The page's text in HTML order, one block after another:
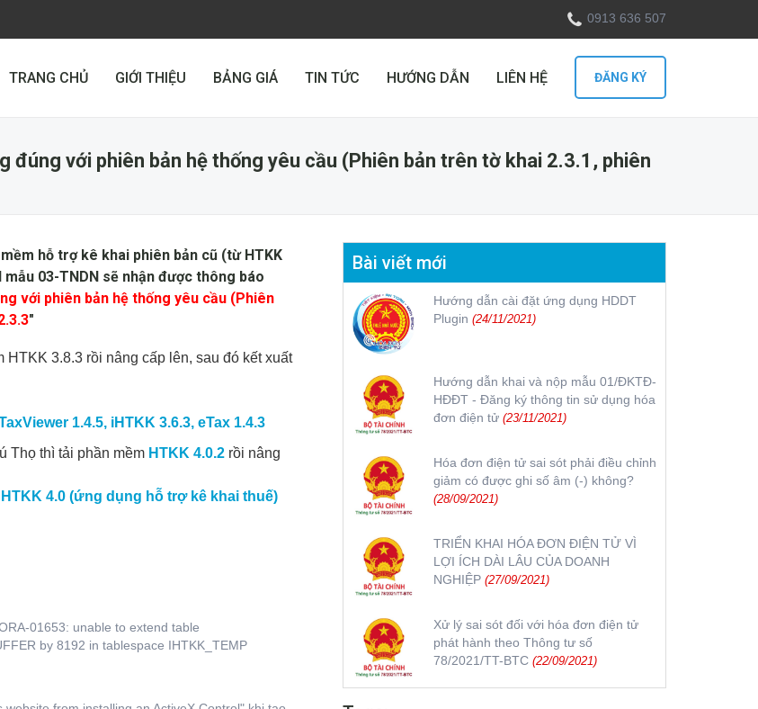
0913 636 507
TRANG CHỦ GIỚI THIỆU BẢNG GIÁ TIN TỨC HƯỚNG DẪN LIÊN HỆ ĐĂNG KÝ
đúng với phiên bản hệ thống yêu cầu (Phiên bản trên tờ khai 2.3.1, phiên
hỗ trợ kê khai phiên bản cũ (từ HTKK
03-TNDN sẽ nhận được thông báo
với phiên bản hệ thống yêu cầu (Phiên
"
3.8.3 rồi nâng cấp lên, sau đó kết xuất
1.4.5, iHTKK 3.6.3, eTax 1.4.3
Thọ thì tải phần mềm HTKK 4.0.2 rồi nâng
4.0 (ứng dụng hỗ trợ kê khai thuế)
01653: unable to extend table
by 8192 in tablespace IHTKK_TEMP
Bài viết mới
Hướng dẫn cài đặt ứng dụng HDDT
Plugin (24/11/2021)
Hướng dẫn khai và nộp mẫu 01/ĐKTĐ-
HĐĐT - Đăng ký thông tin sử dụng hóa
đơn điện tử (23/11/2021)
Hóa đơn điện tử sai sót phải điều chỉnh
giảm có được ghi số âm (-) không?
(28/09/2021)
TRIỂN KHAI HÓA ĐƠN ĐIỆN TỬ VÌ
LỢI ÍCH DÀI LÂU CỦA DOANH
NGHIỆP (27/09/2021)
Xử lý sai sót đối với hóa đơn điện tử
phát hành theo Thông tư số
78/2021/TT-BTC (22/09/2021)